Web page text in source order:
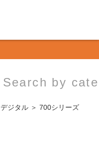
Search by
デジタル ＞ 700シリーズ